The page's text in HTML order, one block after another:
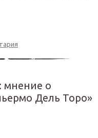
мнение о
Дель Торо»